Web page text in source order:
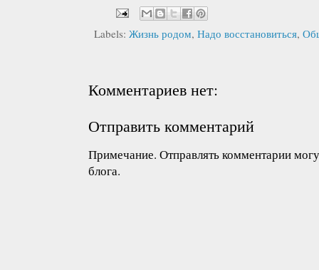
Labels: Жизнь родом, Надо восстановиться,
Комментариев нет:
Отправить комментарий
Примечание. Отправлять комментарии
блога.